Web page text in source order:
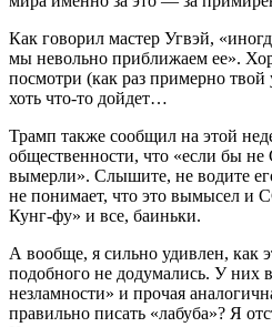
Как говорил мастер Угвэй,
мы невольно приближаем ее».
посмотри (как раз примерно
хоть что-то дойдет…
Трамп также сообщил на этой
общественности, что «если бы
вымерли». Слышите, не водите
не понимает, что это вымысел и
Кунг-фу» и все, баиньки.
А вообще, я сильно удивлен, как
подобного не додумались. У них
незламности» и прочая
правильно писать «лабуба»? Я